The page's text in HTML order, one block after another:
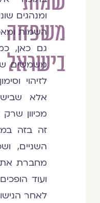
משפחה
בישראל
ומנהגים
השמות
גם כאן,
משמשים
לזיהוי
אלא
מכיוון
זה בזה
השניים,
מחברת את
ועוד
לאחר